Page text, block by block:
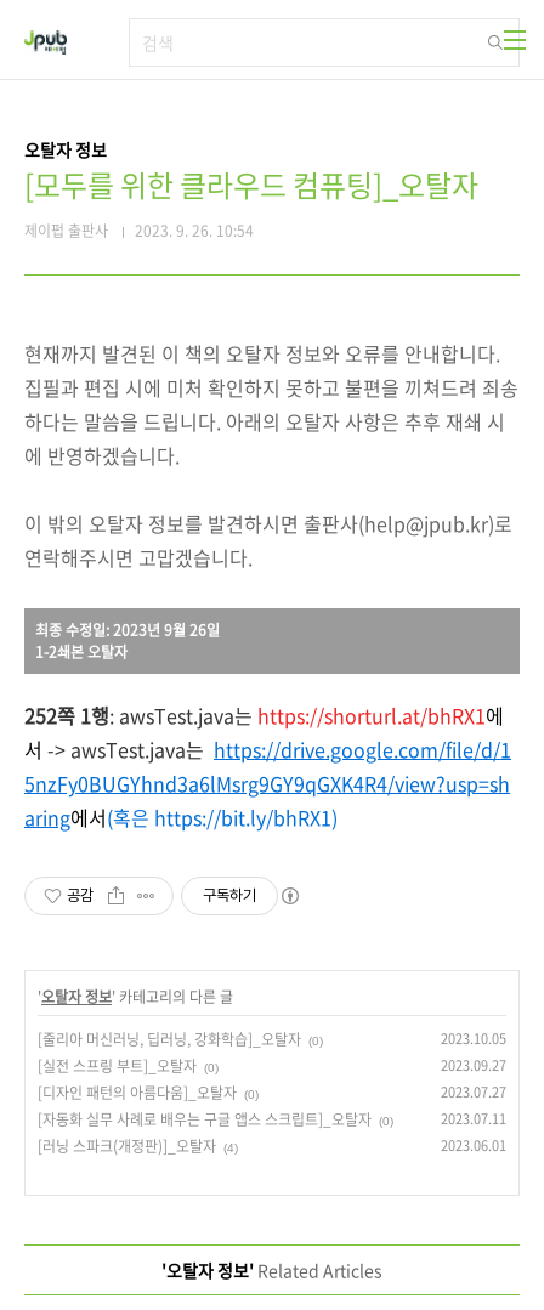
오탈자 정보
[모두를 위한 클라우드 컴퓨팅]_오탈자
제이펍 출판사 2023. 9. 26. 10:54
현재까지 발견된 이 책의 오탈자 정보와 오류를 안내합니다.
집필과 편집 시에 미처 확인하지 못하고 불편을 끼쳐드려 죄송
하다는 말씀을 드립니다. 아래의 오탈자 사항은 추후 재쇄 시
에 반영하겠습니다.
이 밖의 오탈자 정보를 발견하시면 출판사(help@jpub.kr)로
연락해주시면 고맙겠습니다.
최종 수정일: 2023년 9월 26일
1-2쇄본 오탈자
252쪽 1행: awsTest.java는 https://shorturl.at/bhRX1에
서 -> awsTest.java는 https://drive.google.com/file/d/1
5nzFy0BUGYhnd3a6lMsrg9GY9qGXK4R4/view?usp=sh
aring에서(혹은 https://bit.ly/bhRX1)
공감 구독하기
'오탈자 정보' 카테고리의 다른 글
[줄리아 머신러닝, 딥러닝, 강화학습]_오탈자 (0) 2023.10.05
[실전 스프링 부트]_오탈자 (0) 2023.09.27
[디자인 패턴의 아름다움]_오탈자 (0) 2023.07.27
[자동화 실무 사례로 배우는 구글 앱스 스크립트]_오탈자 (0) 2023.07.11
[러닝 스파크(개정판)]_오탈자 (4) 2023.06.01
'오탈자 정보' Related Articles